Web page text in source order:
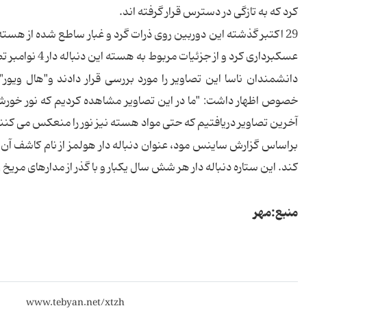
کرد که به تازگی در دسترس قرار گرفته اند.
عسکبرداری کرد و از جزئیات مربوط به هسته این دنباله دار 4 نوامبر تصویر بدست آورد.
دانشمندان ناسا این تصاویر را مورد بررسی قرار دادند و"هال
خصوص اظهار داشت: "ما در این تصاویر مشاهده کردیم که نور
آخرین تصاویر دریافتیم که حتی مواد هسته نیز نور را منعکس می
کند. این ستاره دنباله دار هر شش سال یکبار و با گذر از مدارهای
منبع:مهر